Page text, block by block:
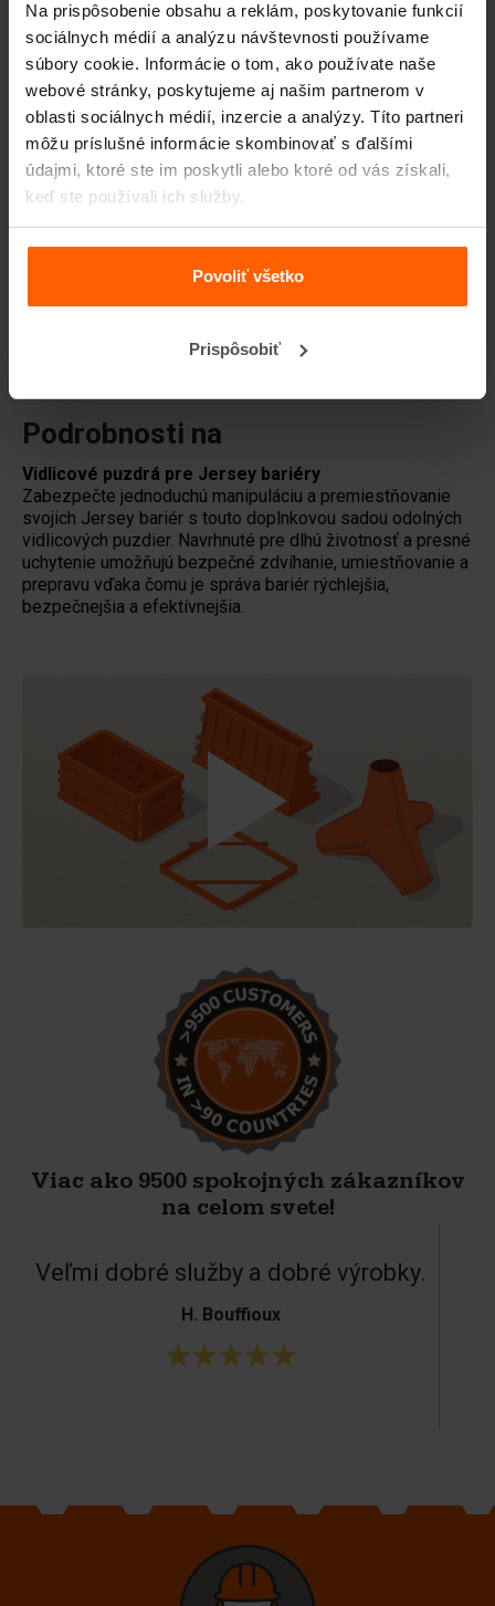
Na prispôsobenie obsahu a reklám, poskytovanie funkcií
sociálnych médií a analýzu návštevnosti používame
súbory cookie. Informácie o tom, ako používate naše
webové stránky, poskytujeme aj našim partnerom v
oblasti sociálnych médií, inzercie a analýzy. Títo partneri
môžu príslušné informácie skombinovať s ďalšími
údajmi, ktoré ste im poskytli alebo ktoré od vás získali,
keď ste používali ich služby.
Povoliť všetko
Prispôsobiť
Zdvíhacie zariadenia
Manipulačné zariadenia
Príslušenstvo
Náhradné diely
Často kladené otázky
Z akého materiálu sú vyrobené betónové formy?
Prenajíma spoločnosť Betonblock® formy?
Podrobnosti na
Vidlicové puzdrá pre Jersey bariéry
Zabezpečte jednoduchú manipuláciu a premiestňovanie
svojich Jersey bariér s touto doplnkovou sadou odolných
vidlicových puzdier. Navrhnuté pre dlhú životnosť a presné
uchytenie umožňujú bezpečné zdvíhanie, umiestňovanie a
prepravu vďaka čomu je správa bariér rýchlejšia,
bezpečnejšia a efektívnejšia.
Viac ako 9500 spokojných zákazníkov
na celom svete!
Veľmi dobré služby a dobré výrobky.
H. Bouffioux